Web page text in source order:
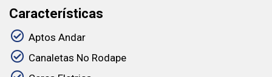
Características
Aptos Andar
Canaletas No Rodape